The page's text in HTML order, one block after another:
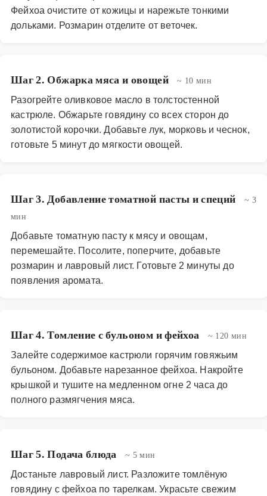
Фейхоа очистите от кожицы и нарежьте тонкими
дольками. Розмарин отделите от веточек.
Шаг 2. Обжарка мяса и овощей ~ 10 мин
Разогрейте оливковое масло в толстостенной
кастрюле. Обжарьте говядину со всех сторон до
золотистой корочки. Добавьте лук, морковь и чеснок,
готовьте 5 минут до мягкости овощей.
Шаг 3. Добавление томатной пасты и специй
~ 3
мин
Добавьте томатную пасту к мясу и овощам,
перемешайте. Посолите, поперчите, добавьте
розмарин и лавровый лист. Готовьте 2 минуты до
появления аромата.
Шаг 4. Томление с бульоном и фейхоа ~ 120 мин
Залейте содержимое кастрюли горячим говяжьим
бульоном. Добавьте нарезанное фейхоа. Накройте
крышкой и тушите на медленном огне 2 часа до
полного размягчения мяса.
Шаг 5. Подача блюда ~ 5 мин
Достаньте лавровый лист. Разложите томлёную
говядину с фейхоа по тарелкам. Украсьте свежим